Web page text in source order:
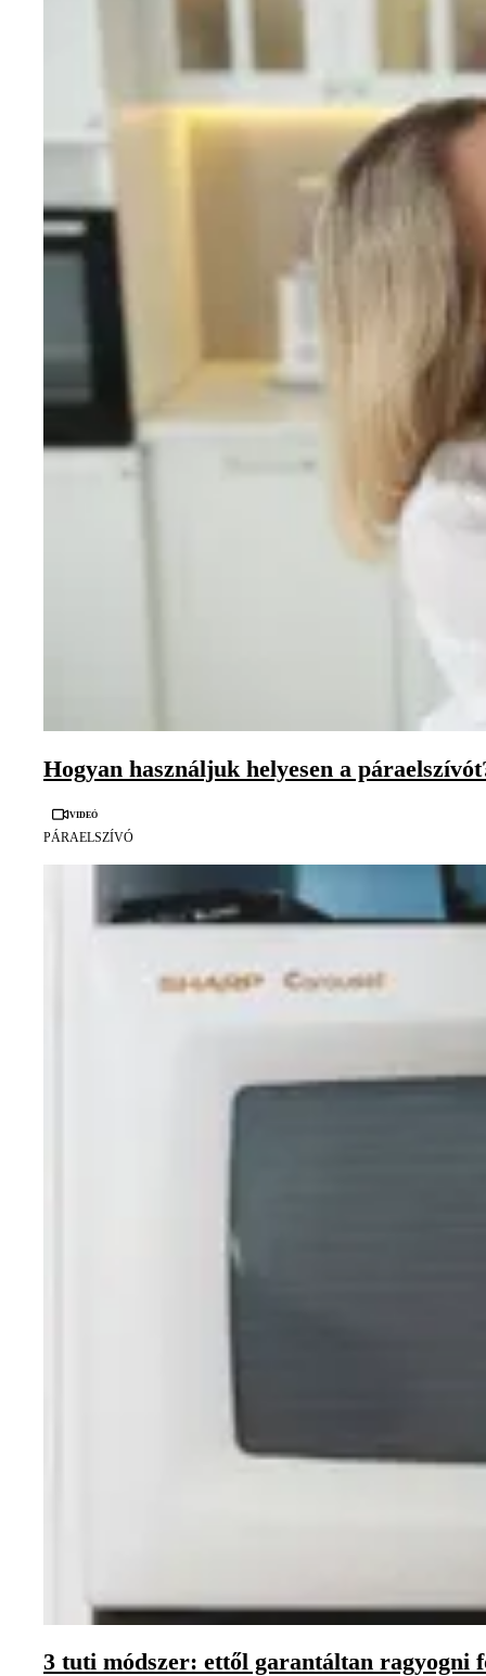
Hogyan használjuk helyesen a
Videó
PÁRAELSZÍVÓ
3 tuti módszer: ettől garantáltan ragyogni